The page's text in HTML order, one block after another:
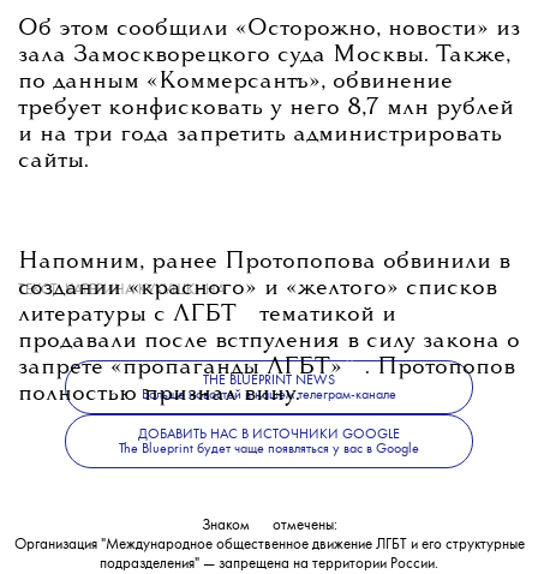
Об этом сообщили «Осторожно, новости» из
зала Замоскворецкого суда Москвы. Также,
по данным «Коммерсантъ», обвинение
требует конфисковать у него 8,7 млн рублей
и на три года запретить администрировать
сайты.
Напомним, ранее Протопопова обвинили в
создании «красного» и «желтого» списков
литературы с ЛГБТ
тематикой и
продавали после встпуления в силу закона о
запрете «пропагандыЛГБТ»💧. Протопопов
полностью признал вину.
ТЕКСТ:КАТЕРИНА КУКУШКИНА
THE BLUEPRINT NEWS
Больше новостей в нашем телеграм-канале
ДОБАВИТЬ НАС В ИСТОЧНИКИ GOOGLE
The Blueprint будет чаще появляться у вас в Google
Знаком
отмечены:
Организация "Международное общественное движение ЛГБТ и его структурные
подразделения" — запрещена на территории России.